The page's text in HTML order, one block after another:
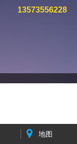
地图
13573556228